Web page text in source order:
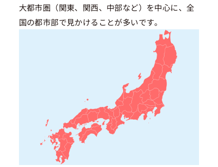
大都市圏（関東、関西、中部など）を中心に、全
国の都市部で見かけることが多いです。